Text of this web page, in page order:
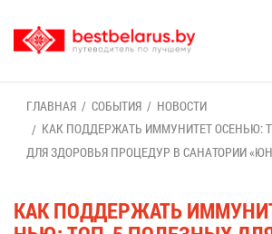
ГЛАВ­НАЯ СО­БЫ­ТИЯ
НО­ВО­СТИ
КАК ПОД­ДЕР­ЖАТЬ ИМ­МУ­НИ­ТЕТ ОСЕ­НЬЮ:
ДЛЯ ЗДО­РО­ВЬЯ ПРО­ЦЕ­ДУР В СА­НА­ТО­РИИ
КАК ПОД­ДЕР­ЖАТЬ